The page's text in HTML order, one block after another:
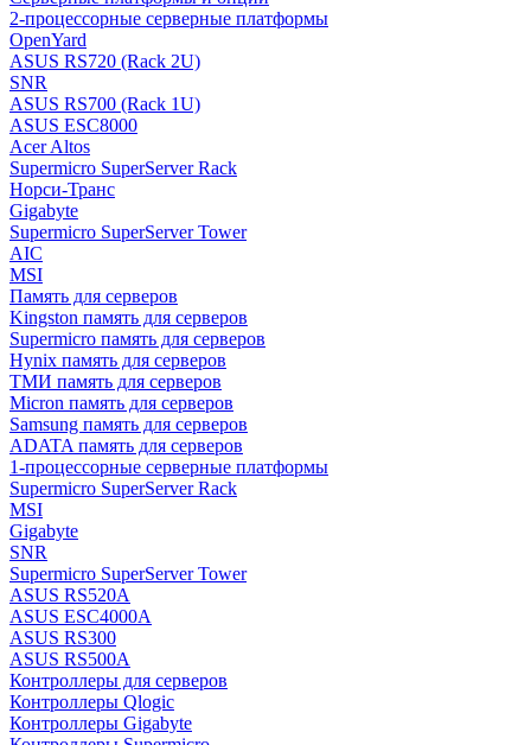
2-процессорные серверные платформы
OpenYard
ASUS RS720 (Rack 2U)
SNR
ASUS RS700 (Rack 1U)
ASUS ESC8000
Acer Altos
Supermicro SuperServer Rack
Норси-Транс
Gigabyte
Supermicro SuperServer Tower
AIC
MSI
Память для серверов
Kingston память для серверов
Supermicro память для серверов
Hynix память для серверов
ТМИ память для серверов
Micron память для серверов
Samsung память для серверов
ADATA память для серверов
1-процессорные серверные платформы
Supermicro SuperServer Rack
MSI
Gigabyte
SNR
Supermicro SuperServer Tower
ASUS RS520A
ASUS ESC4000A
ASUS RS300
ASUS RS500A
Контроллеры для серверов
Контроллеры Qlogic
Контроллеры Gigabyte